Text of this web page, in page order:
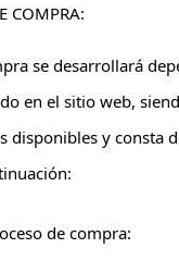
COMPRA:
se desarrollará
en el sitio web,
disponibles y consta
de compra: